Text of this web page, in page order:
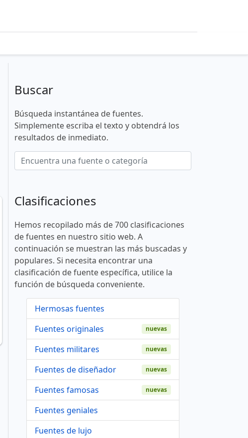
Buscar
Búsqueda instantánea de fuentes.
Simplemente escriba el texto y obtendrá los
resultados de inmediato.
Clasificaciones
Hemos recopilado más de 700 clasificaciones
de fuentes en nuestro sitio web. A
continuación se muestran las más buscadas y
populares. Si necesita encontrar una
clasificación de fuente específica, utilice la
función de búsqueda conveniente.
Hermosas fuentes
Fuentes originales
nuevas
Fuentes militares nuevas
Fuentes de diseñador nuevas
Fuentes famosas nuevas
Fuentes geniales
Fuentes de lujo